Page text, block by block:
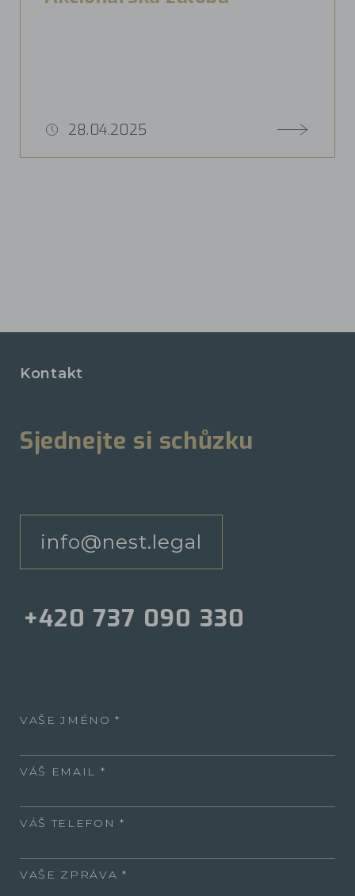
28.04.2025
Kontakt
Sjednejte si schůzku
info@nest.legal
+420 737 090 330
VAŠE JMÉNO
VÁŠ EMAIL
VÁŠ TELEFON
VAŠE ZPRÁVA